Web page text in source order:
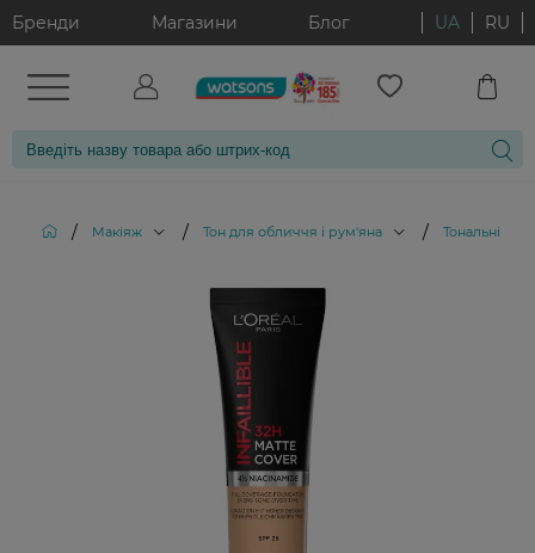
Бренди Магазини Блог UA RU
/ Макіяж / Тон для обличчя і рум'яна / Тональні